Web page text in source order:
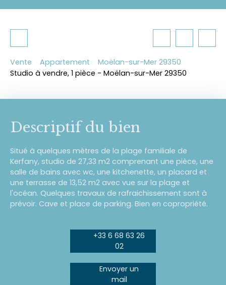
Vente Appartement
Moëlan-sur-Mer 29350
Studio à vendre, 1 pièce - Moëlan-sur-Mer 29350
Descriptif du bien
Situé à quelques mètres de la plage familiale de
Kerfany, studio de 27,33 m2 comprenant une pièce, une
salle de bains avec wc, une kitchenette, un placard et
une terrasse de 13,52 m2 avec vue sur la plage et
l'océan. Quelques travaux de rafraichissement sont à
prévoir. Cave et place de parking. Bien en copropriété.
+33 6 68 63 26
02
Envoyer un
mail